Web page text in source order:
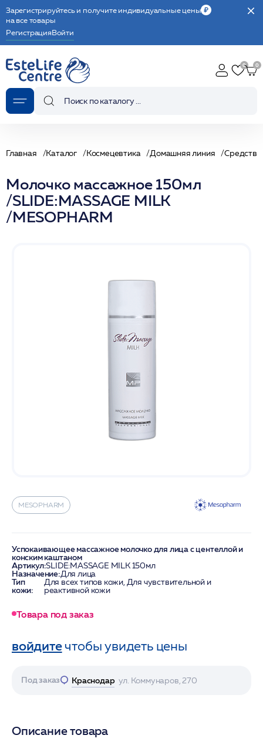
Зарегистрируйтесь и получите индивидуальные цены
на все товары
РегистрацияВойти
Главная Каталог Космецевтика Домашняя линия
Молочко массажное 150мл
/SLIDE:MASSAGE MILK
/MESOPHARM
MESOPHARM
Успокаивающее массажное молочко для лица с центеллой и
конским каштаном
Артикул:SLIDE:MASSAGE MILK 150мл
Назначение:Для лица
Тип
кожи:
Для всех типов кожи, Для чувствительной и
реактивной кожи
Товара под заказ
войдитечтобы увидеть цены
Под заказ Краснодар ул. Коммунаров, 270
Описание товара